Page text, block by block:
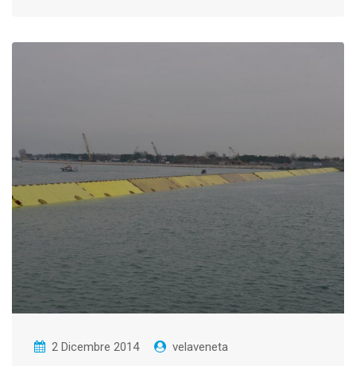
2 Dicembre 2014 velaveneta